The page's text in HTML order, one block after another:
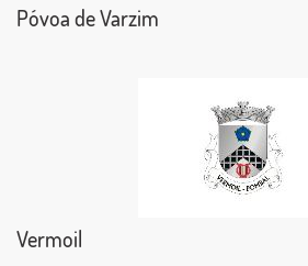
Póvoa de Varzim
Vermoil